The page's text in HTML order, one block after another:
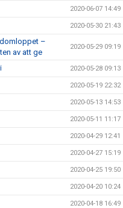
2020-06-07 14:49
2020-05-30 21:43
–
av att ge
2020-05-29 09:19
2020-05-28 09:13
2020-05-19 22:32
2020-05-13 14:53
2020-05-11 11:17
2020-04-29 12:41
2020-04-27 15:19
2020-04-25 19:50
2020-04-20 10:24
2020-04-18 16:49